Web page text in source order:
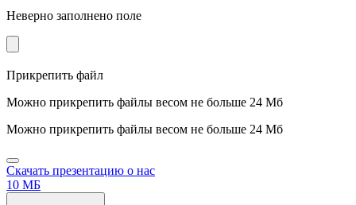
Неверно заполнено поле
Прикрепить файл
Можно прикрепить файлы весом не больше 24 Мб
Можно прикрепить файлы весом не больше 24 Мб
Скачать презентацию о нас
10 МБ